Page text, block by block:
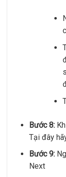
Bước 8:
Tại đây
Bước 9:
Next